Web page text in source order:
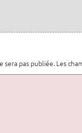
sera pas publiée.Les